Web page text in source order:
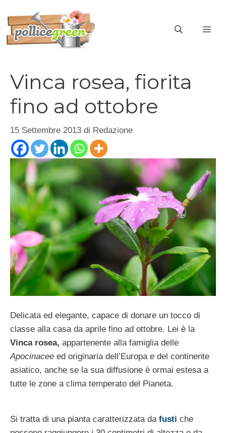
contenuto
Vinca rosea, fiorita
fino ad ottobre
15 Settembre 2013 di Redazione
Delicata ed elegante, capace di donare un tocco di
classe alla casa da aprile fino ad ottobre. Lei è la
Vinca rosea, appartenente alla famiglia delle
Apocinacee ed originaria dell’Europa e del continente
asiatico, anche se la sua diffusione è ormai estesa a
tutte le zone a clima temperato del Pianeta.
Si tratta di una pianta caratterizzata da fusti che